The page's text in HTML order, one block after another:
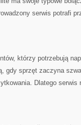
serwis potrafi
którzy potrzebują
gdy sprzęt zaczyna
Dlatego serwis